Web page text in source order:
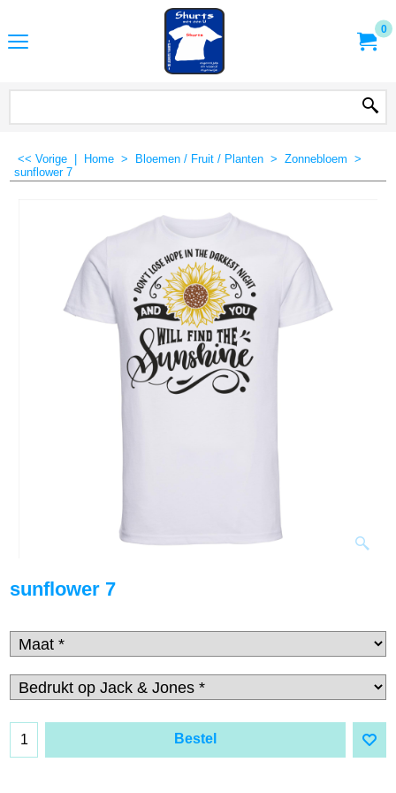
0
<< Vorige Home > Bloemen / Fruit / Planten > Zonnebloem >
sunflower 7
sunflower 7
Bestel